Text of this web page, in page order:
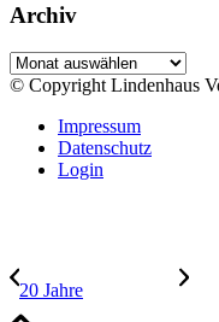
Archiv
Archiv
© Copyright Lindenhaus
Impressum
Datenschutz
Login
20 Jahre